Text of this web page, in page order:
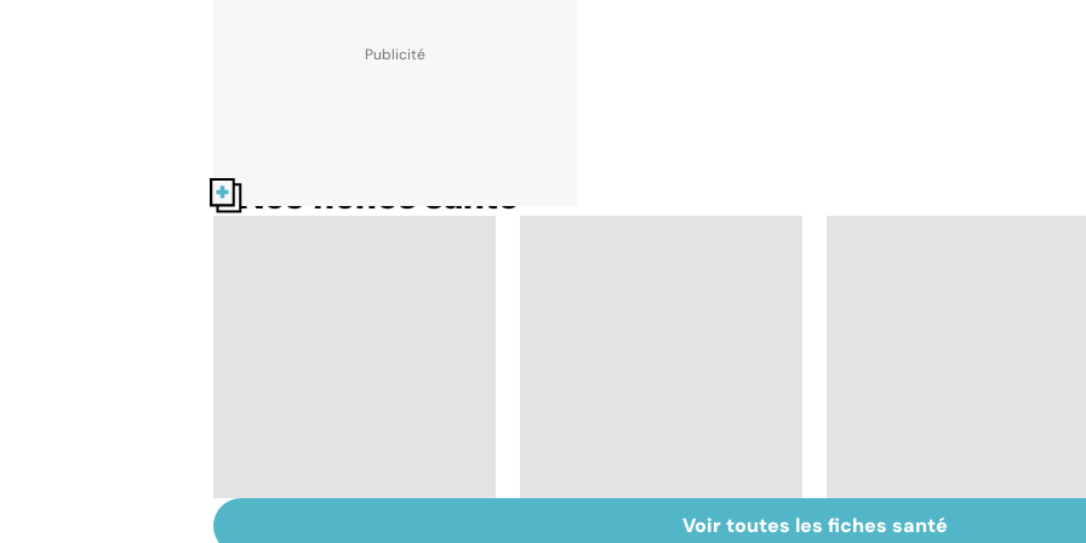
Nos fiches santé
Tout savoir sur les Inflammation des
Voir toutes les fiches santé